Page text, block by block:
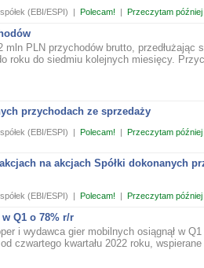
(EBI/ESPI) | Polecam! | Przeczytam później
mln PLN przychodów brutto, przedłużając
roku do siedmiu kolejnych miesięcy.
przychodach ze sprzedaży
(EBI/ESPI) | Polecam! | Przeczytam później
na akcjach Spółki dokonanych
(EBI/ESPI) | Polecam! | Przeczytam później
Q1 o 78% r/r
i wydawca gier mobilnych osiągnął w Q1
czwartego kwartału 2022 roku, wspierane